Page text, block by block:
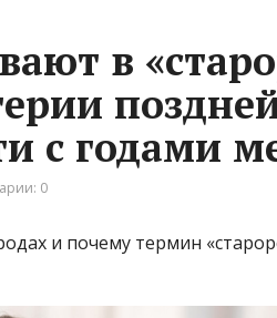
в
с годами
0
и почему термин